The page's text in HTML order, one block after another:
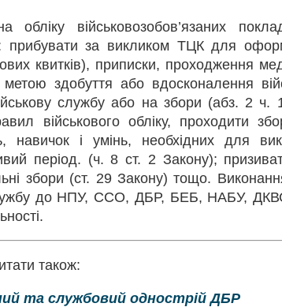
військовозобов’язаних
прибувати за викликом ТЦК для
квитків), приписки, проходження
здобуття або вдосконалення
службу або на збори (абз. 2 ч.
військового обліку, проходити
навичок і умінь, необхідних для
період. (ч. 8 ст. 2 Закону);
збори (ст. 29 Закону) тощо.
службу до НПУ, ССО, ДБР, БЕБ, НАБУ,
також:
та службовий однострій ДБР